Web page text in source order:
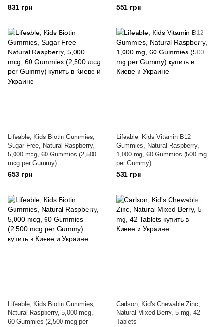
831 грн 551 грн
Lifeable, Kids Biotin Gummies,
Sugar Free, Natural Raspberry,
5,000 mcg, 60 Gummies (2,500
mcg per Gummy)
653 грн
Lifeable, Kids Vitamin B12
Gummies, Natural Raspberry,
1,000 mg, 60 Gummies (500 mg
per Gummy)
531 грн
Lifeable, Kids Biotin Gummies,
Natural Raspberry, 5,000 mcg,
60 Gummies (2,500 mcg per
Carlson, Kid's Chewable Zinc,
Natural Mixed Berry, 5 mg, 42
Tablets